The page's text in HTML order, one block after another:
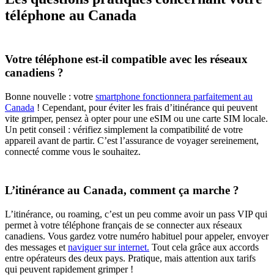
téléphone au Canada
Votre téléphone est-il compatible avec les réseaux
canadiens ?
Bonne nouvelle : votre smartphone fonctionnera parfaitement au
Canada ! Cependant, pour éviter les frais d’itinérance qui peuvent
vite grimper, pensez à opter pour une eSIM ou une carte SIM locale.
Un petit conseil : vérifiez simplement la compatibilité de votre
appareil avant de partir. C’est l’assurance de voyager sereinement,
connecté comme vous le souhaitez.
L’itinérance au Canada, comment ça marche ?
L’itinérance, ou roaming, c’est un peu comme avoir un pass VIP qui
permet à votre téléphone français de se connecter aux réseaux
canadiens. Vous gardez votre numéro habituel pour appeler, envoyer
des messages et naviguer sur internet. Tout cela grâce aux accords
entre opérateurs des deux pays. Pratique, mais attention aux tarifs
qui peuvent rapidement grimper !